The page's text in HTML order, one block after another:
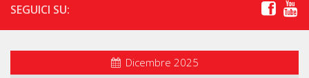
SEGUICI SU:
Dicembre 2025